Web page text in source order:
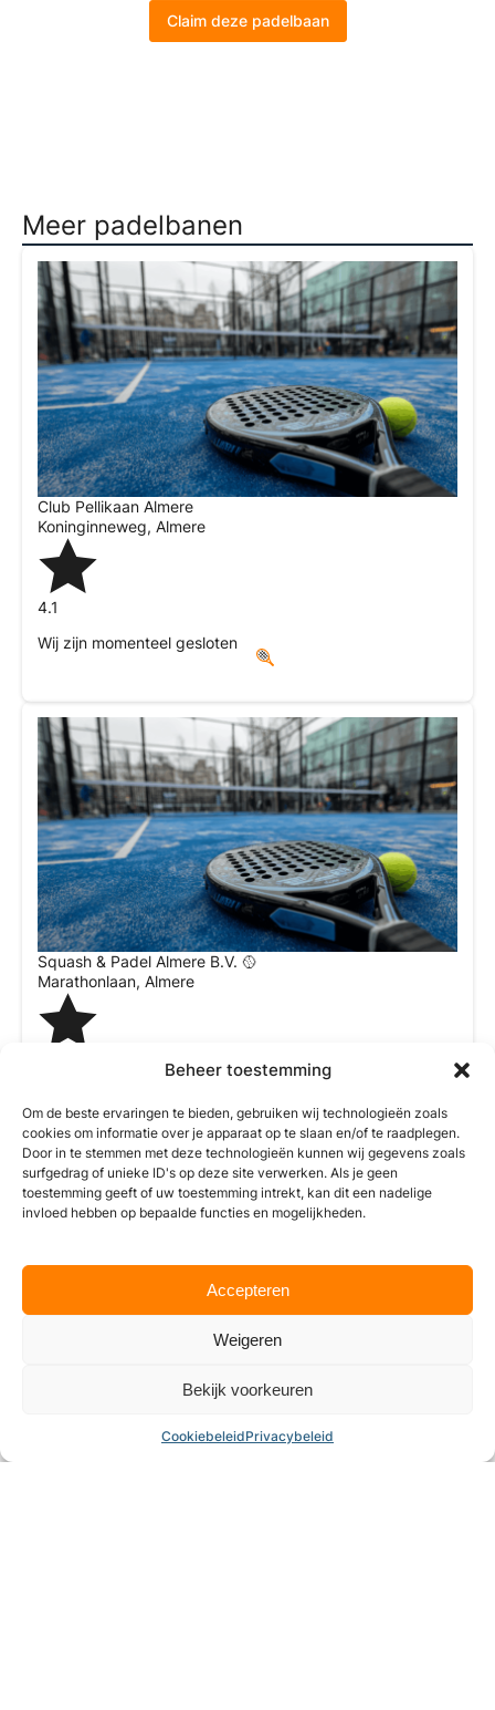
Beheer toestemming
Om de beste ervaringen te bieden, gebruiken wij technologieën zoals
cookies om informatie over je apparaat op te slaan en/of te raadplegen.
Door in te stemmen met deze technologieën kunnen wij gegevens zoals
surfgedrag of unieke ID's op deze site verwerken. Als je geen
toestemming geeft of uw toestemming intrekt, kan dit een nadelige
invloed hebben op bepaalde functies en mogelijkheden.
Accepteren
Weigeren
Bekijk voorkeuren
CookiebeleidPrivacybeleid
Claim deze padelbaan
Meer padelbanen
Club Pellikaan Almere
Koninginneweg, Almere
4.1
Wij zijn momenteel gesloten
Squash & Padel Almere B.V. 🥎
Marathonlaan, Almere
Tennispark, Bosgouw,Almere